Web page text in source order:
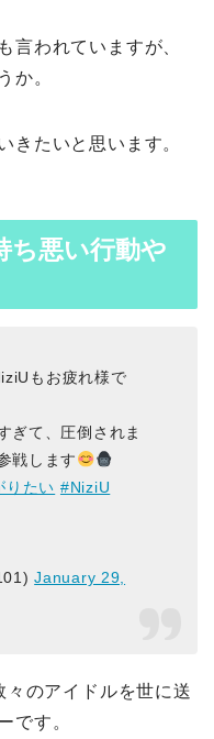
言われていますが、
か。
きたいと思います。
ち悪い行動や
もお疲れ様で
ぎて、圧倒されま
戦します
りたい #NiziU
January 29,
のアイドルを世に送
です。